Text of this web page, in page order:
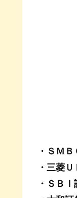
・ＳＭ
・三菱
・Ｓ